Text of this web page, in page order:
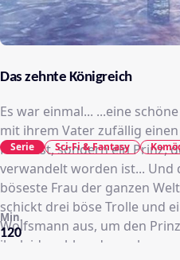
Das zehnte Königreich
Es war einmal... ...eine schöne Kellnerin, die zusammen
mit ihrem Vater zufällig
Hund ist, sondern ein Prinz,
verwandelt worden ist... Und dann entflieht die
böseste Frau der ganzen
schickt drei böse Trolle und
Wolfsmann aus, um den
ihr leider abhanden gekommen ist... Der
120
Min.
Serie Sci-Fi & Fantasy